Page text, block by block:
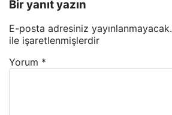
Bir yanıt yazın
E-posta adresiniz yayınlanmayacak.
ile işaretlenmişlerdir
Yorum *